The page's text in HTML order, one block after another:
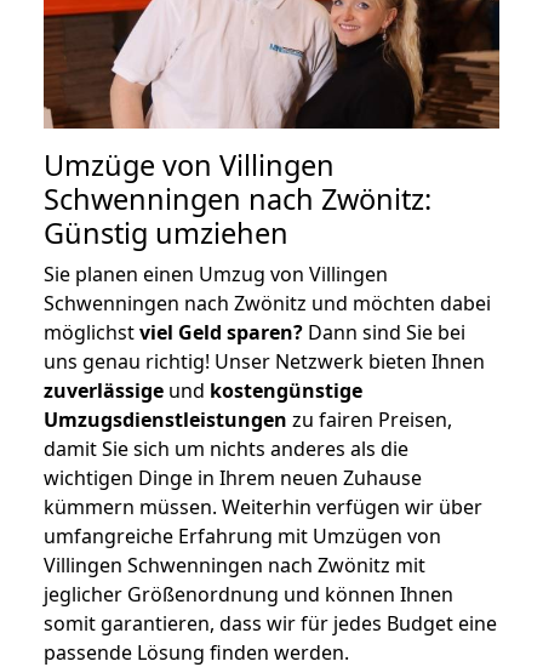
Umzüge von Villingen
Schwenningen nach Zwönitz:
Günstig umziehen
Sie planen einen Umzug von Villingen
Schwenningen nach Zwönitz und möchten dabei
möglichstviel Geld sparen? Dann sind Sie bei
uns genau richtig! Unser Netzwerk bieten Ihnen
zuverlässige und kostengünstige
Umzugsdienstleistungen zu fairen Preisen,
damit Sie sich um nichts anderes als die
wichtigen Dinge in Ihrem neuen Zuhause
kümmern müssen. Weiterhin verfügen wir über
umfangreiche Erfahrung mit Umzügen von
Villingen Schwenningen nach Zwönitz mit
jeglicher Größenordnung und können Ihnen
somit garantieren, dass wir für jedes Budget eine
passende Lösung finden werden.